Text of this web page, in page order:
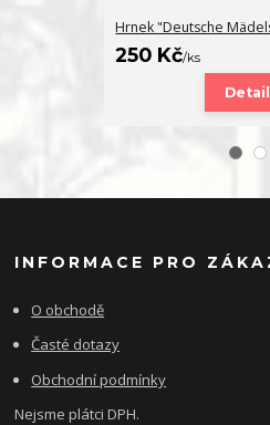
Hrnek "Deutsche
250 Kč/ks
Detail
INFORMACE PRO
O obchodě
Časté dotazy
Obchodní podmínky
Nejsme plátci DPH.